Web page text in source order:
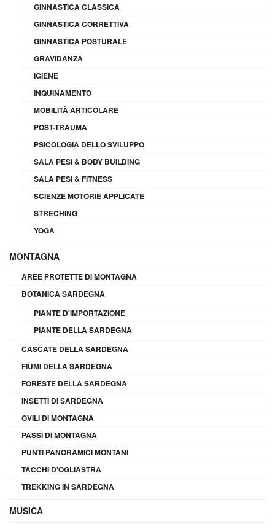
GINNASTICA CLASSICA
GINNASTICA CORRETTIVA
GINNASTICA POSTURALE
GRAVIDANZA
IGIENE
INQUINAMENTO
MOBILITÀ ARTICOLARE
POST-TRAUMA
PSICOLOGIA DELLO SVILUPPO
SALA PESI & BODY BUILDING
SALA PESI & FITNESS
SCIENZE MOTORIE APPLICATE
STRECHING
YOGA
MONTAGNA
AREE PROTETTE DI MONTAGNA
BOTANICA SARDEGNA
PIANTE D'IMPORTAZIONE
PIANTE DELLA SARDEGNA
CASCATE DELLA SARDEGNA
FIUMI DELLA SARDEGNA
FORESTE DELLA SARDEGNA
INSETTI DI SARDEGNA
OVILI DI MONTAGNA
PASSI DI MONTAGNA
PUNTI PANORAMICI MONTANI
TACCHI D'OGLIASTRA
TREKKING IN SARDEGNA
MUSICA